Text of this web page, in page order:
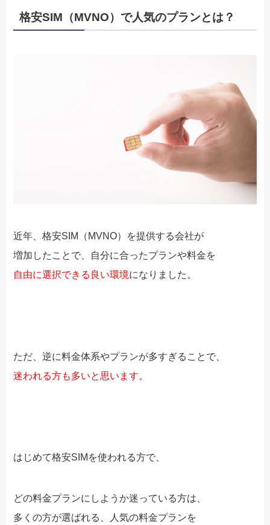
格安SIM（MVNO）で人気のプランとは？
近年、格安SIM（MVNO）を提供する会社が
増加したことで、自分に合ったプランや料金を
自由に選択できる良い環境になりました。
ただ、逆に料金体系やプランが多すぎることで、
迷われる方も多いと思います。
はじめて格安SIMを使われる方で、
どの料金プランに しようか迷っている方は、
多くの方が選ばれる、人気の料金プランを